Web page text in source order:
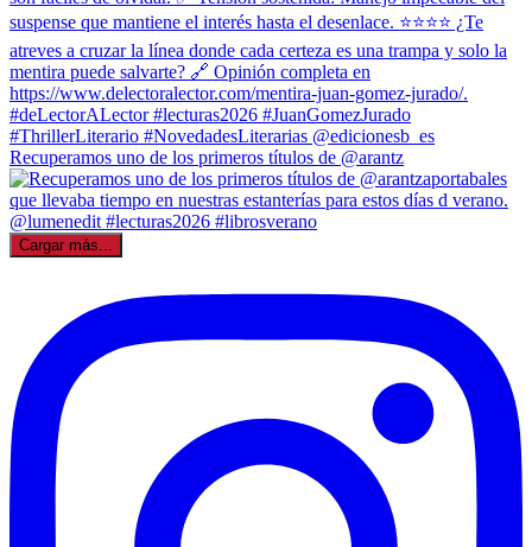
Recuperamos uno de los primeros títulos de @arantz
Cargar más...